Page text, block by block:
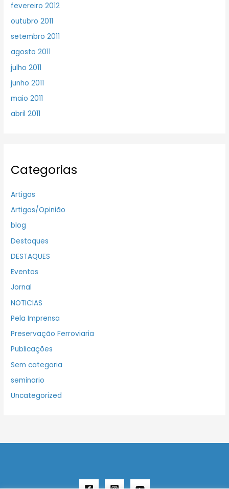
fevereiro 2012
outubro 2011
setembro 2011
agosto 2011
julho 2011
junho 2011
maio 2011
abril 2011
Categorias
Artigos
Artigos/Opinião
blog
Destaques
DESTAQUES
Eventos
Jornal
NOTICIAS
Pela Imprensa
Preservação Ferroviaria
Publicações
Sem categoria
seminario
Uncategorized